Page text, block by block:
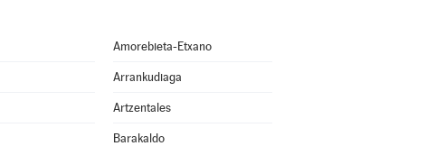
Amorebieta-Etxano
Arrankudiaga
Artzentales
Barakaldo